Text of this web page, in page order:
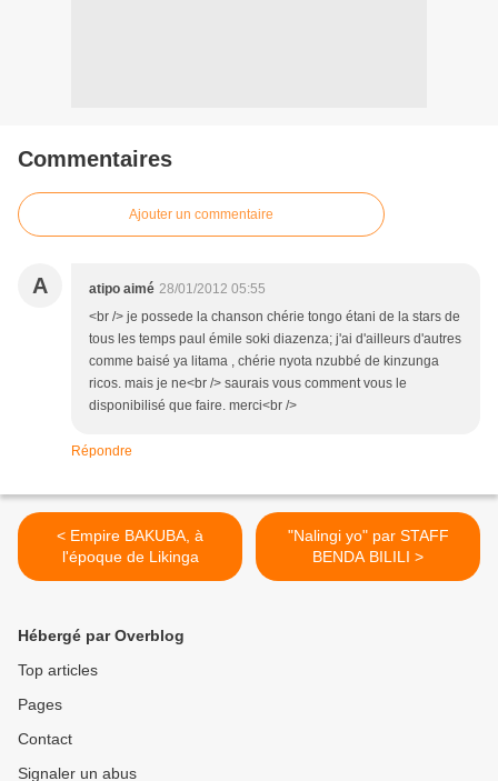
Commentaires
Ajouter un commentaire
A atipo aimé 28/01/2012 05:55
<br /> je possede la chanson chérie tongo étani de la stars de
tous les temps paul émile soki diazenza; j'ai d'ailleurs d'autres
comme baisé ya litama , chérie nyota nzubbé de kinzunga
ricos. mais je ne<br /> saurais vous comment vous le
disponibilisé que faire. merci<br />
Répondre
< Empire BAKUBA, à
l'époque de Likinga
"Nalingi yo" par STAFF
BENDA BILILI >
Hébergé par Overblog
Top articles
Pages
Contact
Signaler un abus